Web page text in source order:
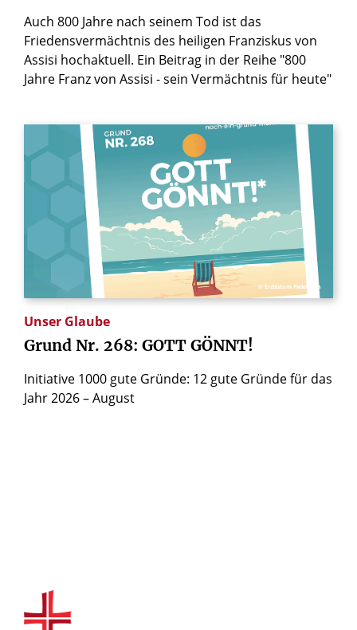
Auch 800 Jahre nach seinem Tod ist das
Friedensvermächtnis des heiligen Franziskus von
Assisi hochaktuell. Ein Beitrag in der Reihe "800
Jahre Franz von Assisi - sein Vermächtnis für heute"
© Erzbistum Paderborn
Unser Glaube
Grund Nr. 268: GOTT GÖNNT!
Initiative 1000 gute Gründe: 12 gute Gründe für das
Jahr 2026 – August